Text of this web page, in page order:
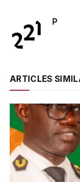
P
ARTICLES